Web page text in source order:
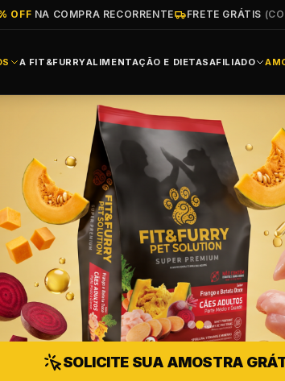
OFF NA COMPRA RECORRENTE FRETE GRÁTIS
A FIT&FURRYALIMENTAÇÃO E DIETASAFILIADO
SOLICITE SUA AMOSTRA